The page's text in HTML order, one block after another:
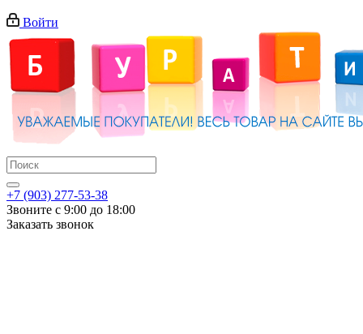
Войти
+7 (903) 277-53-38
Звоните с 9:00 до 18:00
Заказать звонок